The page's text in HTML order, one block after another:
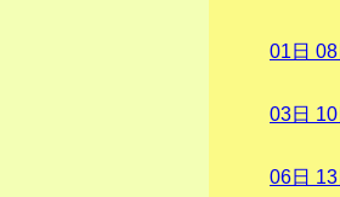
01 日 08
03日 10
06日 13